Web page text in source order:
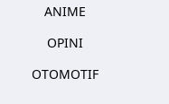
ANIME
OPINI
OTOMOTIF